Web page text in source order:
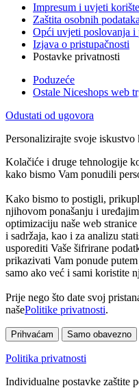
Impresum i uvjeti
Zaštita osobnih podataka
Opći uvjeti poslovanja i
Izjava o pristupačnosti
Postavke privatnosti
Poduzeće
Ostale Niceshops web
Odustati od ugovora
Personalizirajte svoje iskustvo
Kolačiće i druge tehnologije
kako bismo Vam ponudili
Kako bismo to postigli,
njihovom ponašanju i
optimizaciju naše web
i sadržaja, kao i za analizu
usporediti Vaše šifrirane
prikazivati Vam ponude
samo ako već i sami koristite
Prije nego što date svoj
našePolitike privatnosti.
Prihvaćam Samo obavezno
Politika privatnosti
Individualne postavke zaštite